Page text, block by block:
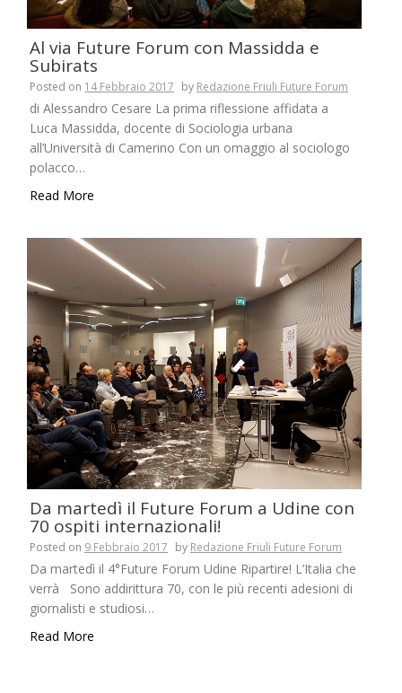
Al via Future Forum con Massidda e
Subirats
Posted on 14 Febbraio 2017 by Redazione Friuli Future Forum
di Alessandro Cesare La prima riflessione affidata a
Luca Massidda, docente di Sociologia urbana
all’Università di Camerino Con un omaggio al sociologo
polacco…
Read More
Da martedì il Future Forum a Udine con
70 ospiti internazionali!
Posted on 9 Febbraio 2017 by Redazione Friuli Future Forum
Da martedì il 4°Future Forum Udine Ripartire! L’Italia che
verrà Sono addirittura 70, con le più recenti adesioni di
giornalisti e studiosi…
Read More